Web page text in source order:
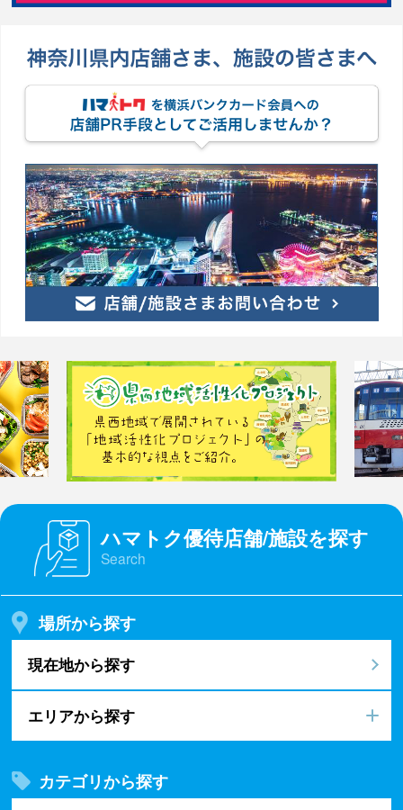
ハマトク優待店舗/施設を探す
Search
場所から探す
現在地から探す
エリアから探す
カテゴリから探す